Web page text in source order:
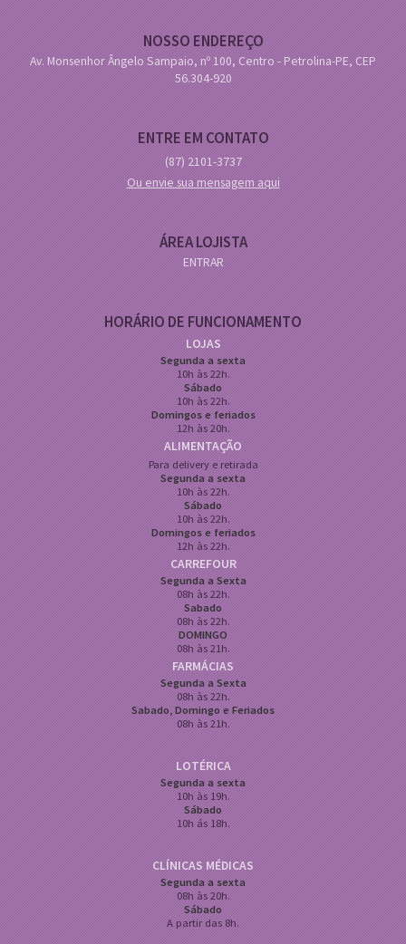
NOSSO ENDEREÇO
Av. Monsenhor Ângelo Sampaio, nº 100, Centro - Petrolina-PE, CEP
56.304-920
ENTRE EM CONTATO
(87)2101-3737
Ou envie sua mensagem aqui
ÁREA LOJISTA
ENTRAR
HORÁRIO DE FUNCIONAMENTO
LOJAS
Segunda a sexta
10h às 22h.
Sábado
10h às 22h.
Domingos e feriados
12h às 20h.
ALIMENTAÇÃO
Para delivery e retirada
Segunda a sexta
10h às 22h.
Sábado
10h às 22h.
Domingos e feriados
12h às 22h.
CARREFOUR
Segunda a Sexta
08h às 22h.
Sabado
08h às 22h.
DOMINGO
08h às 21h.
FARMÁCIAS
Segunda a Sexta
08h às 22h.
Sabado, Domingo e Feriados
08h às 21h.
LOTÉRICA
Segunda a sexta
10h às 19h.
Sábado
10h ás 18h.
CLÍNICAS MÉDICAS
Segunda a sexta
08h às 20h.
Sábado
A partir das 8h.